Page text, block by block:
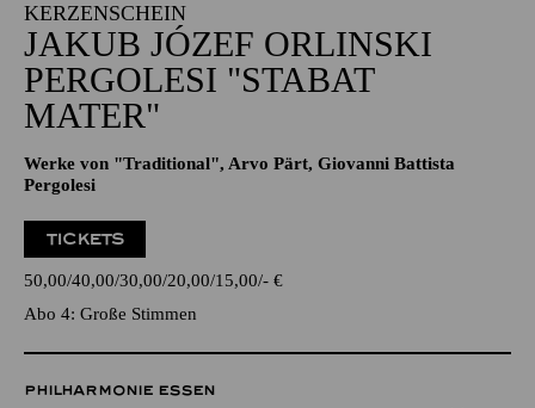
ERZENSCHEIN
JAKUB JÓZEF ORLINSKI
PERGOLESI "STABAT
MATER"
Werke von "Traditional", Arvo Pärt, Giovanni Battista
Pergolesi
TICKETS
50,00 40,00 30,00 20,00 15,00 - €
Abo 4: Große Stimmen
PHILHARMONIE ESSEN